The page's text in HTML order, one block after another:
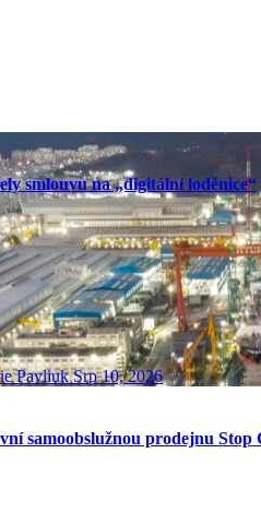
smlouvu na „digitální loděnice“
PavliukSrp 10, 2026
samoobslužnou prodejnu Stop